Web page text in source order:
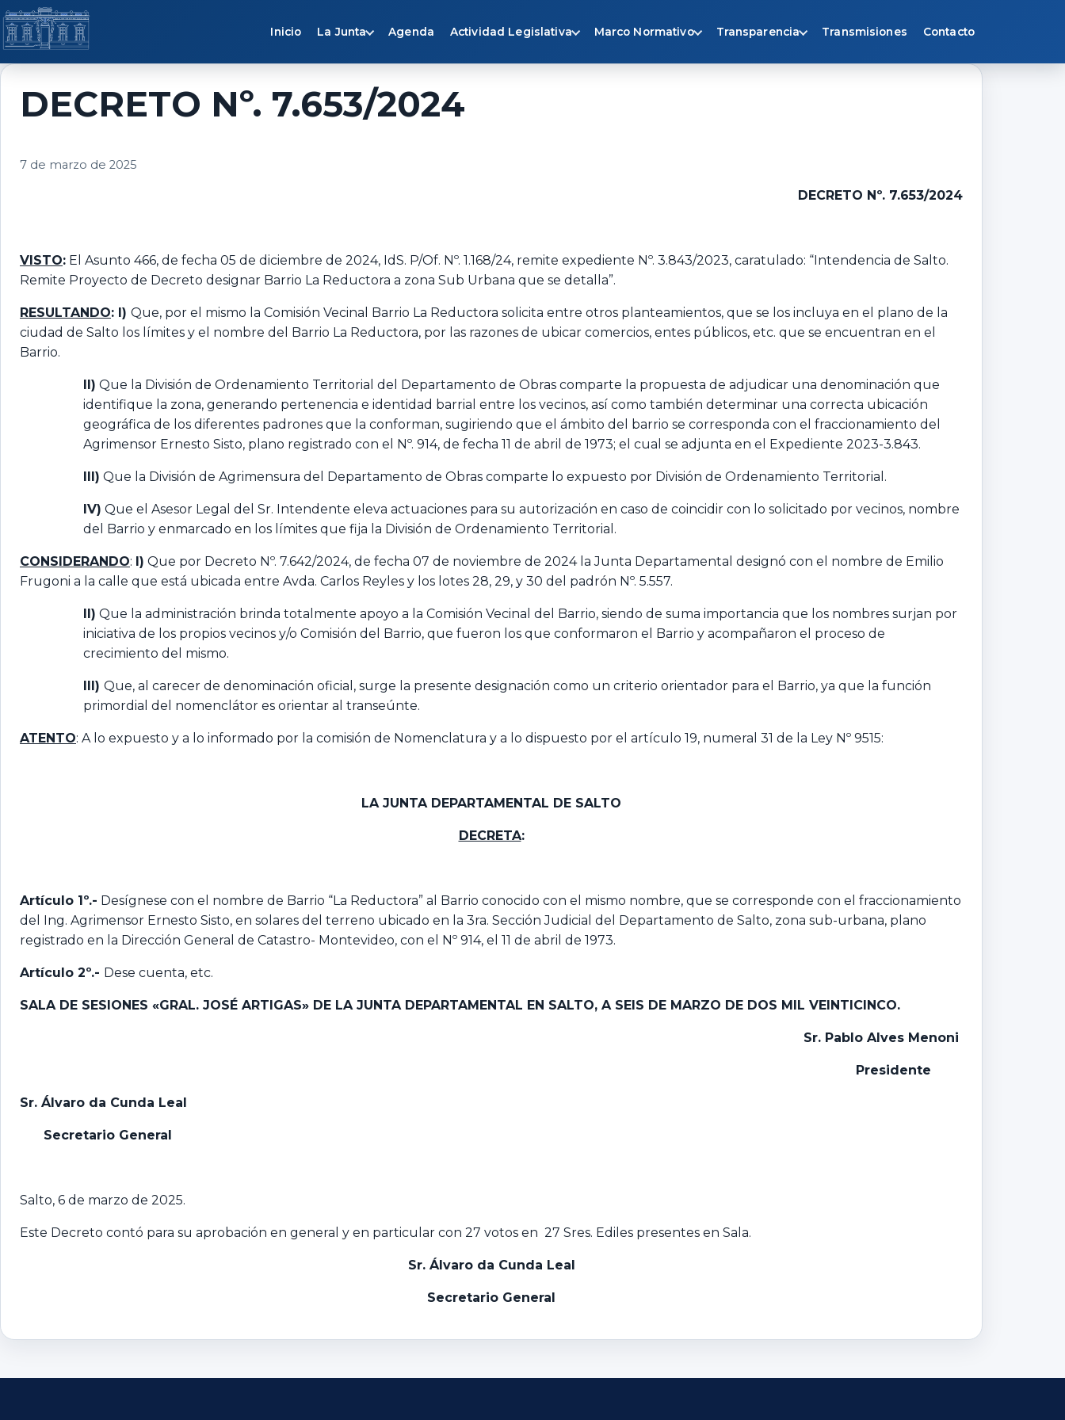
Saltar al contenido
Inicio La Junta Agenda Actividad Legislativa Marco Normativo Transparencia Transmisiones Contacto
DECRETO Nº. 7.653/2024
7 de marzo de 2025
DECRETO Nº. 7.653/2024
VISTO: El Asunto 466, de fecha 05 de diciembre de 2024, IdS. P/Of. Nº. 1.168/24, remite expediente Nº. 3.843/2023, caratulado: “Intendencia de Salto.
Remite Proyecto de Decreto designar Barrio La Reductora a zona Sub Urbana que se detalla”.
RESULTANDO: I) Que, por el mismo la Comisión Vecinal Barrio La Reductora solicita entre otros planteamientos, que se los incluya en el plano de la
ciudad de Salto los límites y el nombre del Barrio La Reductora, por las razones de ubicar comercios, entes públicos, etc. que se encuentran en el
Barrio.
II) Que la División de Ordenamiento Territorial del Departamento de Obras comparte la propuesta de adjudicar una denominación que
identifique la zona, generando pertenencia e identidad barrial entre los vecinos, así como también determinar una correcta ubicación
geográfica de los diferentes padrones que la conforman, sugiriendo que el ámbito del barrio se corresponda con el fraccionamiento del
Agrimensor Ernesto Sisto, plano registrado con el Nº. 914, de fecha 11 de abril de 1973; el cual se adjunta en el Expediente 2023-3.843.
III) Que la División de Agrimensura del Departamento de Obras comparte lo expuesto por División de Ordenamiento Territorial.
IV) Que el Asesor Legal del Sr. Intendente eleva actuaciones para su autorización en caso de coincidir con lo solicitado por vecinos, nombre
del Barrio y enmarcado en los límites que fija la División de Ordenamiento Territorial.
CONSIDERANDO: I) Que por Decreto Nº. 7.642/2024, de fecha 07 de noviembre de 2024 la Junta Departamental designó con el nombre de Emilio
Frugoni a la calle que está ubicada entre Avda. Carlos Reyles y los lotes 28, 29, y 30 del padrón Nº. 5.557.
II) Que la administración brinda totalmente apoyo a la Comisión Vecinal del Barrio, siendo de suma importancia que los nombres surjan por
iniciativa de los propios vecinos y/o Comisión del Barrio, que fueron los que conformaron el Barrio y acompañaron el proceso de
crecimiento del mismo.
III) Que, al carecer de denominación oficial, surge la presente designación como un criterio orientador para el Barrio, ya que la función
primordial del nomenclátor es orientar al transeúnte.
ATENTO: A lo expuesto y a lo informado por la comisión de Nomenclatura y a lo dispuesto por el artículo 19, numeral 31 de la Ley Nº 9515:
LA JUNTA DEPARTAMENTAL DE SALTO
DECRETA:
Artículo 1º.- Desígnese con el nombre de Barrio “La Reductora” al Barrio conocido con el mismo nombre, que se corresponde con el fraccionamiento
del Ing. Agrimensor Ernesto Sisto, en solares del terreno ubicado en la 3ra. Sección Judicial del Departamento de Salto, zona sub-urbana, plano
registrado en la Dirección General de Catastro- Montevideo, con el Nº 914, el 11 de abril de 1973.
Artículo 2º.- Dese cuenta, etc.
SALA DE SESIONES «GRAL. JOSÉ ARTIGAS» DE LA JUNTA DEPARTAMENTAL EN SALTO, A SEIS DE MARZO DE DOS MIL VEINTICINCO.
Sr. Pablo Alves Menoni
Presidente
Sr. Álvaro da Cunda Leal
Secretario General
Salto, 6 de marzo de 2025.
Este Decreto contó para su aprobación en general y en particular con 27 votos en 27 Sres. Ediles presentes en Sala.
Sr. Álvaro da Cunda Leal
Secretario General